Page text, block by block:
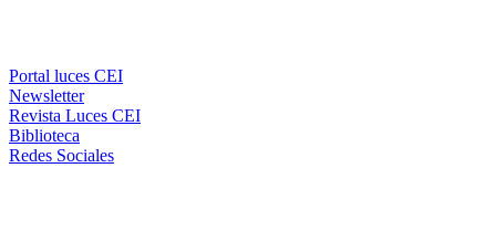
Portal luces CEI
Newsletter
Revista Luces CEI
Biblioteca
Redes Sociales